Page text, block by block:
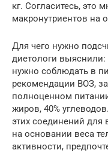
кг. Согласитесь, это
макронутриентов на
Для чего нужно
диетологи
нужно соблюдать в
рекомендации ВОЗ,
полноценном
жиров, 40%
этих соединений для
на основании веса
активности,